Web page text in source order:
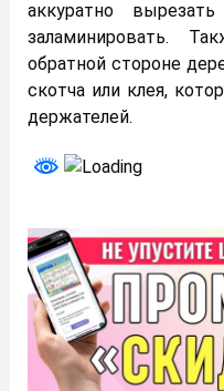
аккуратно
заламинировать.
обратной стороне
скотча или клея,
держателей.